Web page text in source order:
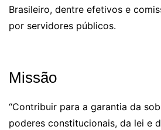
Brasileiro, dentre efetivos e
por servidores públicos.
Missão
“Contribuir para a garantia da
poderes constitucionais, da lei e